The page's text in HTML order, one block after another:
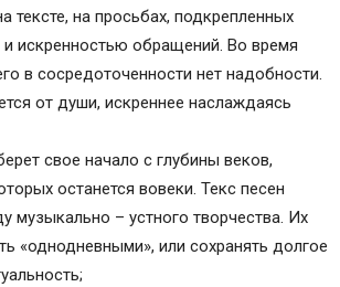
тексте, на просьбах, подкрепленных
и искренностью обращений. Во время
в сосредоточенности нет надобности.
от души, искреннее наслаждаясь
свое начало с глубины веков,
останется вовеки. Текс песен
музыкально – устного творчества. Их
«однодневными», или сохранять долгое